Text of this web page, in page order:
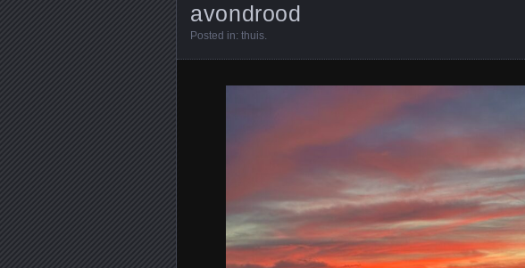
avondrood
Posted in: thuis.